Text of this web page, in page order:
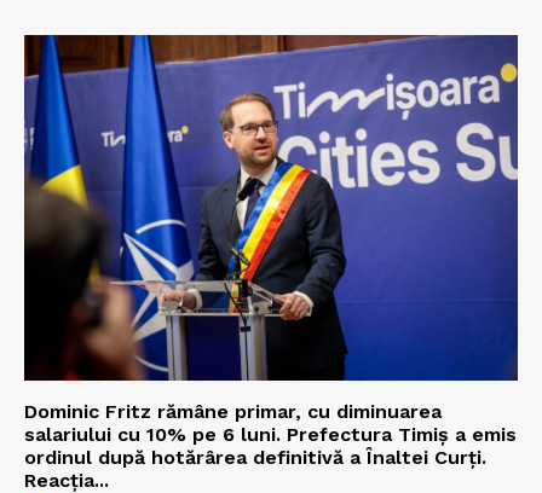
Dominic Fritz rămâne primar, cu diminuarea
salariului cu 10% pe 6 luni. Prefectura Timiș a emis
ordinul după hotărârea definitivă a Înaltei Curți.
Reacția...